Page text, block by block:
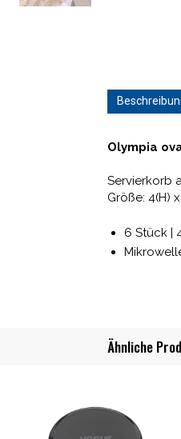
Olympia
Servierkorb
Größe: 4(H)
6 Stück |
Ähnliche